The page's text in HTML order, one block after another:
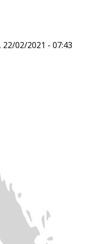
22/02/2021 - 07:43